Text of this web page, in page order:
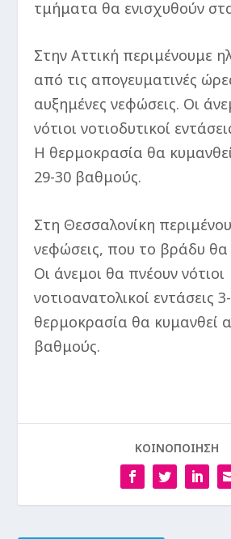
τμήματα θα ενισχυθούν
Στην Αττική περιμένουμε
από τις απογευματινές
αυξημένες νεφώσεις. Οι
νότιοι νοτιοδυτικοί
Η θερμοκρασία θα
29-30 βαθμούς.
Στη Θεσσαλονίκη
νεφώσεις, που το βράδυ
Οι άνεμοι θα πνέουν νότιοι
νοτιοανατολικοί εντάσεις
θερμοκρασία θα κυμανθεί
βαθμούς.
ΚΟΙΝΟΠΟΙΗΣΗ